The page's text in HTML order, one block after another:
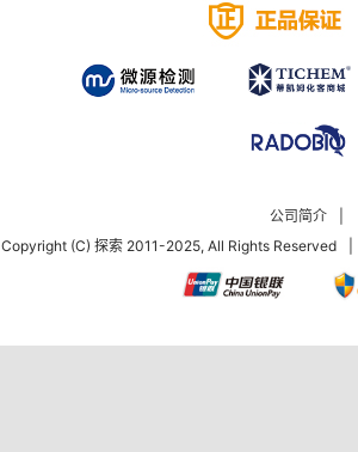
公司简介
Copyright (C) 探索 2011-2025, All Rights Reserved